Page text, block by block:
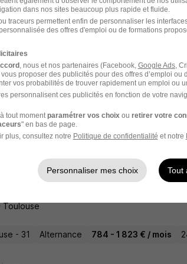
Traiteur H/F
- 31
- Commis de
Toulouse
- 31 Alternance 784 - 1 823 € / mois
dans nos sites beaucoup plus rapide et fluide.
traceurs permettent enfin de personnaliser les
des offres d'emploi ou de formations
, nous et nos partenaires (Facebook, Google Ads,
proposer des publicités pour des offres d’emploi ou
vos probabilités de trouver rapidement un emploi ou
personnalisent ces publicités en fonction de votre
tout moment paramétrer vos choix ou retirer votre
" en bas de page.
plus, consultez notre Politique de confidentialité et notre
Personnaliser mes choix Tout